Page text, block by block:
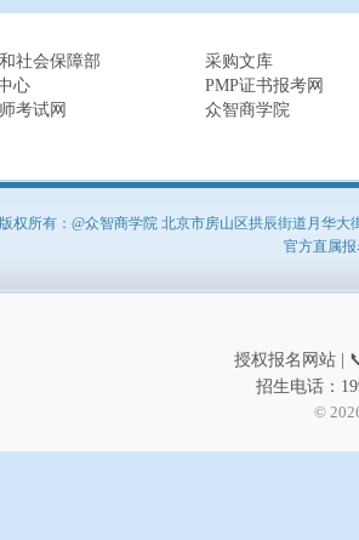
社会保障部
采购文库
心
PMP证书报考网
考试网
众智商学院
版权所有：@众智商学院 北京市房山区拱辰街道月华
官方直属报
授权报名网站 |
招生电话：
©